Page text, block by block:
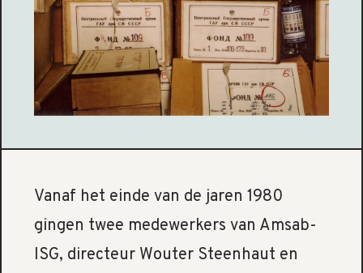
Vanaf het einde van de jaren 1980
gingen twee medewerkers van Amsab-
ISG, directeur Wouter Steenhaut en